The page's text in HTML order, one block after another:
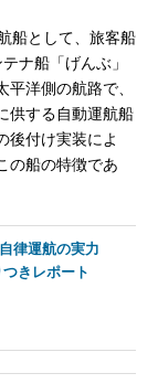
船として、旅客船
ナ船「げんぶ」
洋側の航路で、
供する自動運航船
後付け実装によ
の船の特徴であ
律運航の実力
きレポート